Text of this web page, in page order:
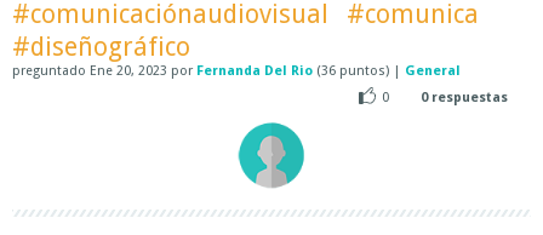
#comunicaciónaudiovisual
#comunica
#diseñográfico
preguntado Ene 20, 2023 por Fernanda Del Rio (36 puntos) | General
0
0respuestas